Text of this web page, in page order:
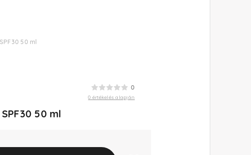
50 ml
0
0 értékelés alapján
50 ml